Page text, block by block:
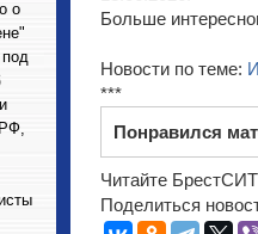
о
Больше
Новости по теме:
***
Понравился
Читайте
Поделиться